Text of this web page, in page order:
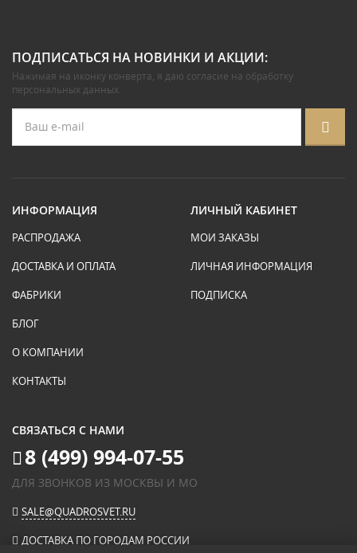
ПОДПИСАТЬСЯ НА НОВИНКИ И АКЦИИ:
Нажимая на иконку конверта, я даю согласие на обработку
персональных данных.
ИНФОРМАЦИЯ
РАСПРОДАЖА
ДОСТАВКА И ОПЛАТА
ФАБРИКИ
БЛОГ
О КОМПАНИИ
КОНТАКТЫ
ЛИЧНЫЙ КАБИНЕТ
МОИ ЗАКАЗЫ
ЛИЧНАЯ ИНФОРМАЦИЯ
ПОДПИСКА
СВЯЗАТЬСЯ С НАМИ
8 (499) 994-07-55
ДЛЯ ЗВОНКОВ ИЗ МОСКВЫ И МО
SALE@QUADROSVET.RU
ДОСТАВКА ПО ГОРОДАМ РОССИИ